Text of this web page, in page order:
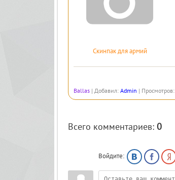
Cкинпак для армий
Ballas | Добавил: Admin | Просмотров:
Всего комментариев: 0
Войдите: